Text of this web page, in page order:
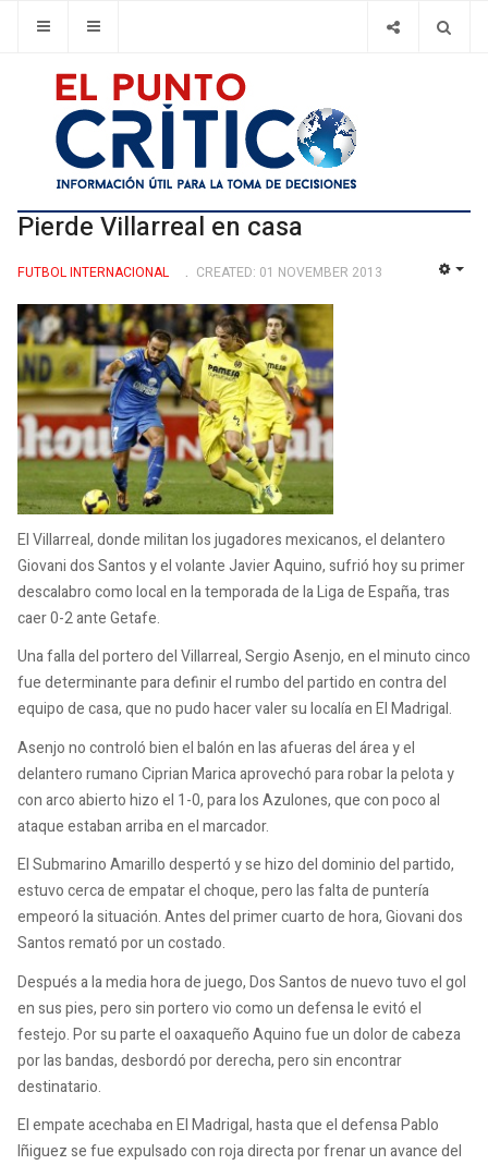
Pierde Villarreal en casa
FUTBOL INTERNACIONAL CREATED: 01 NOVEMBER 2013
El Villarreal, donde militan los jugadores mexicanos, el delantero
Giovani dos Santos y el volante Javier Aquino, sufrió hoy su primer
descalabro como local en la temporada de la Liga de España, tras
caer 0-2 ante Getafe.
Una falla del portero del Villarreal, Sergio Asenjo, en el minuto cinco
fue determinante para definir el rumbo del partido en contra del
equipo de casa, que no pudo hacer valer su localía en El Madrigal.
Asenjo no controló bien el balón en las afueras del área y el
delantero rumano Ciprian Marica aprovechó para robar la pelota y
con arco abierto hizo el 1-0, para los Azulones, que con poco al
ataque estaban arriba en el marcador.
El Submarino Amarillo despertó y se hizo del dominio del partido,
estuvo cerca de empatar el choque, pero las falta de puntería
empeoró la situación. Antes del primer cuarto de hora, Giovani dos
Santos remató por un costado.
Después a la media hora de juego, Dos Santos de nuevo tuvo el gol
en sus pies, pero sin portero vio como un defensa le evitó el
festejo. Por su parte el oaxaqueño Aquino fue un dolor de cabeza
por las bandas, desbordó por derecha, pero sin encontrar
destinatario.
El empate acechaba en El Madrigal, hasta que el defensa Pablo
Iñiguez se fue expulsado con roja directa por frenar un avance del